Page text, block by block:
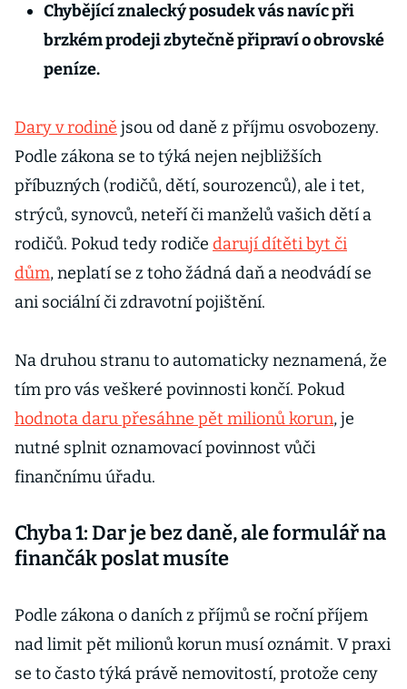
Chybějící znalecký posudek vás navíc při
brzkém prodeji zbytečně připraví o obrovské
peníze.
Dary v rodině jsou od daně z příjmu osvobozeny.
Podle zákona se to týká nejen nejbližších
příbuzných (rodičů, dětí, sourozenců), ale i tet,
strýců, synovců, neteří či manželů vašich dětí a
rodičů. Pokud tedy rodiče darují dítěti byt či
dům, neplatí se z toho žádná daň a neodvádí se
ani sociální či zdravotní pojištění.
Na druhou stranu to automaticky neznamená, že
tím pro vás veškeré povinnosti končí. Pokud
hodnota daru přesáhne pět milionů korun, je
nutné splnit oznamovací povinnost vůči
finančnímu úřadu.
Chyba 1: Dar je bez daně, ale formulář na
finančák poslat musíte
Podle zákona o daních z příjmů se roční příjem
nad limit pět milionů korun musí oznámit. V praxi
se to často týká právě nemovitostí, protože ceny